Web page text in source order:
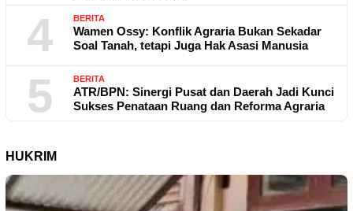
4 BERITA
Wamen Ossy: Konflik Agraria Bukan Sekadar
Soal Tanah, tetapi Juga Hak Asasi Manusia
5 BERITA
ATR/BPN: Sinergi Pusat dan Daerah Jadi Kunci
Sukses Penataan Ruang dan Reforma Agraria
HUKRIM